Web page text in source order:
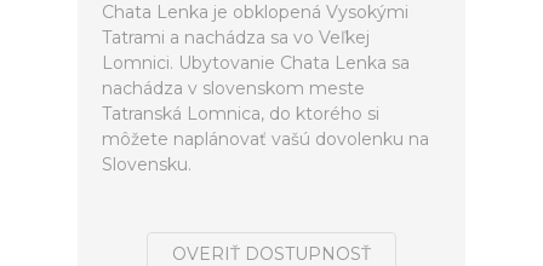
Chata Lenka je obklopená Vysokými
Tatrami a nachádza sa vo Veľkej
Lomnici. Ubytovanie Chata Lenka sa
nachádza v slovenskom meste
Tatranská Lomnica, do ktorého si
môžete naplánovať vašú dovolenku na
Slovensku.
OVERIŤ DOSTUPNOSŤ